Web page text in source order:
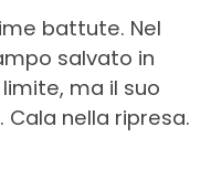
battute. Nel
salvato in
ma il suo
nella ripresa.